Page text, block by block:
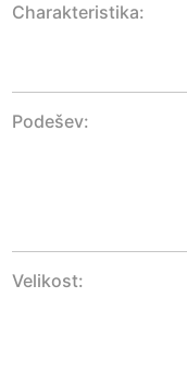
Charakteristika:
Podešev:
Velikost: